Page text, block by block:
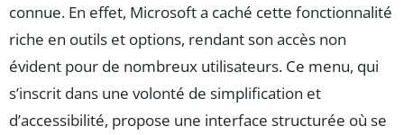
connue. En effet, Microsoft a caché cette fonctionnalité
riche en outils et options, rendant son accès non
évident pour de nombreux utilisateurs. Ce menu, qui
s’inscrit dans une volonté de simplification et
d’accessibilité, propose une interface structurée où se